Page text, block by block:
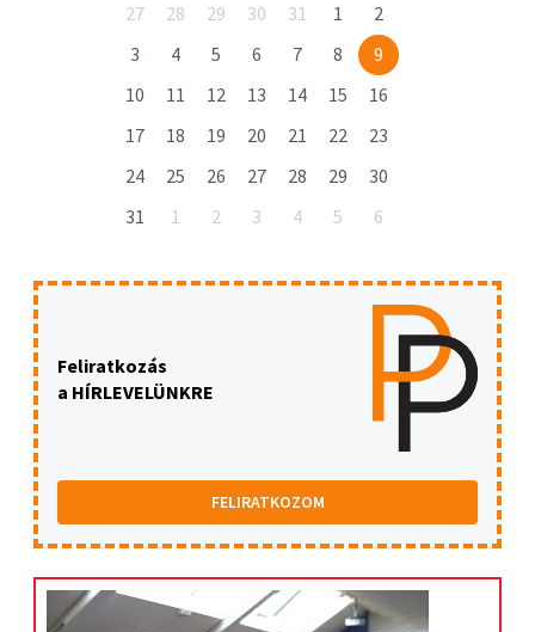
27
28 29 30 31 1
2
3
4 5 6 7 8
9
10
11 12 13 14 15
16
17
18 19 20 21 22
23
24
25 26 27 28 29
30
31
1 2 3 4 5 6
Feliratkozás
a HÍRLEVELÜNKRE
FELIRATKOZOM